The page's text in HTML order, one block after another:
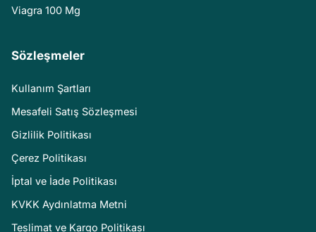
Viagra 100 Mg
Sözleşmeler
Kullanım Şartları
Mesafeli Satış Sözleşmesi
Gizlilik Politikası
Çerez Politikası
İptal ve İade Politikası
KVKK Aydınlatma Metni
Teslimat ve Kargo Politikası